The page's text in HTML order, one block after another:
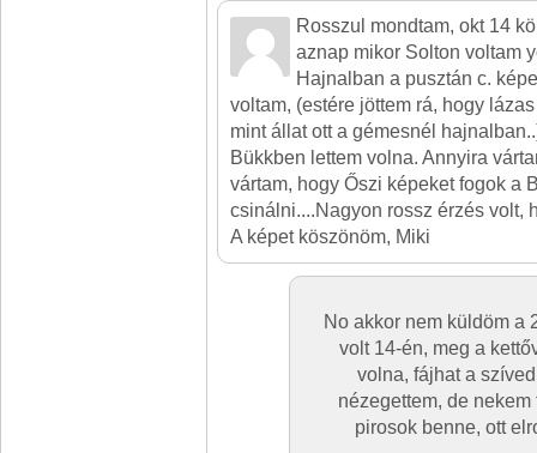
Rosszul mondtam, okt 14
aznap mikor Solton voltam
Hajnalban a pusztán c.
voltam, (estére jöttem rá, hogy
mint állat ott a gémesnél
Bükkben lettem volna. Annyira
vártam, hogy Őszi képeket fogok a
csinálni....Nagyon rossz érzés volt,
A képet köszönöm, Miki
No akkor nem küldöm a
volt 14-én, meg a
volna, fájhat a
nézegettem, de
pirosok benne, ott